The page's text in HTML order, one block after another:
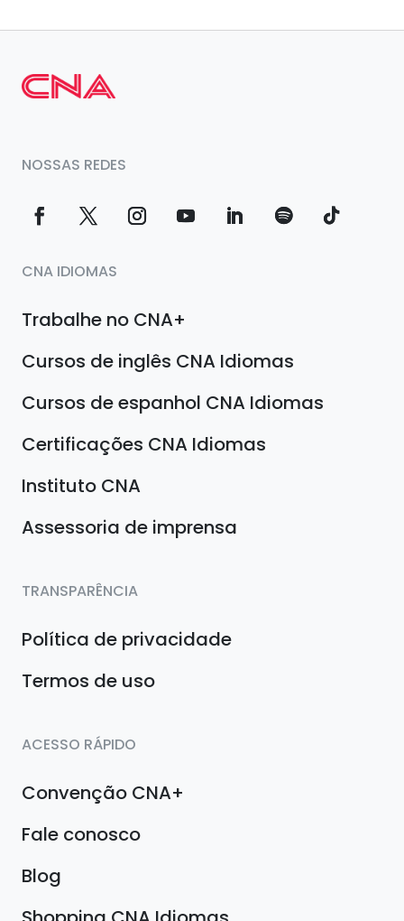
NOSSAS REDES
CNA IDIOMAS
Trabalhe no CNA+
Cursos de inglês CNA Idiomas
Cursos de espanhol CNA Idiomas
Certificações CNA Idiomas
Instituto CNA
Assessoria de imprensa
TRANSPARÊNCIA
Política de privacidade
Termos de uso
ACESSO RÁPIDO
Convenção CNA+
Fale conosco
Blog